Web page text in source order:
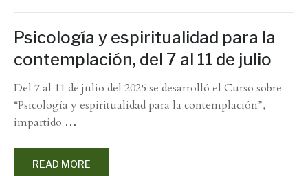
Psicología y espiritualidad para la
contemplación, del 7 al 11 de julio
Del 7 al 11 de julio del 2025 se desarrolló el Curso sobre
“Psicología y espiritualidad para la contemplación”,
impartido …
READ MORE